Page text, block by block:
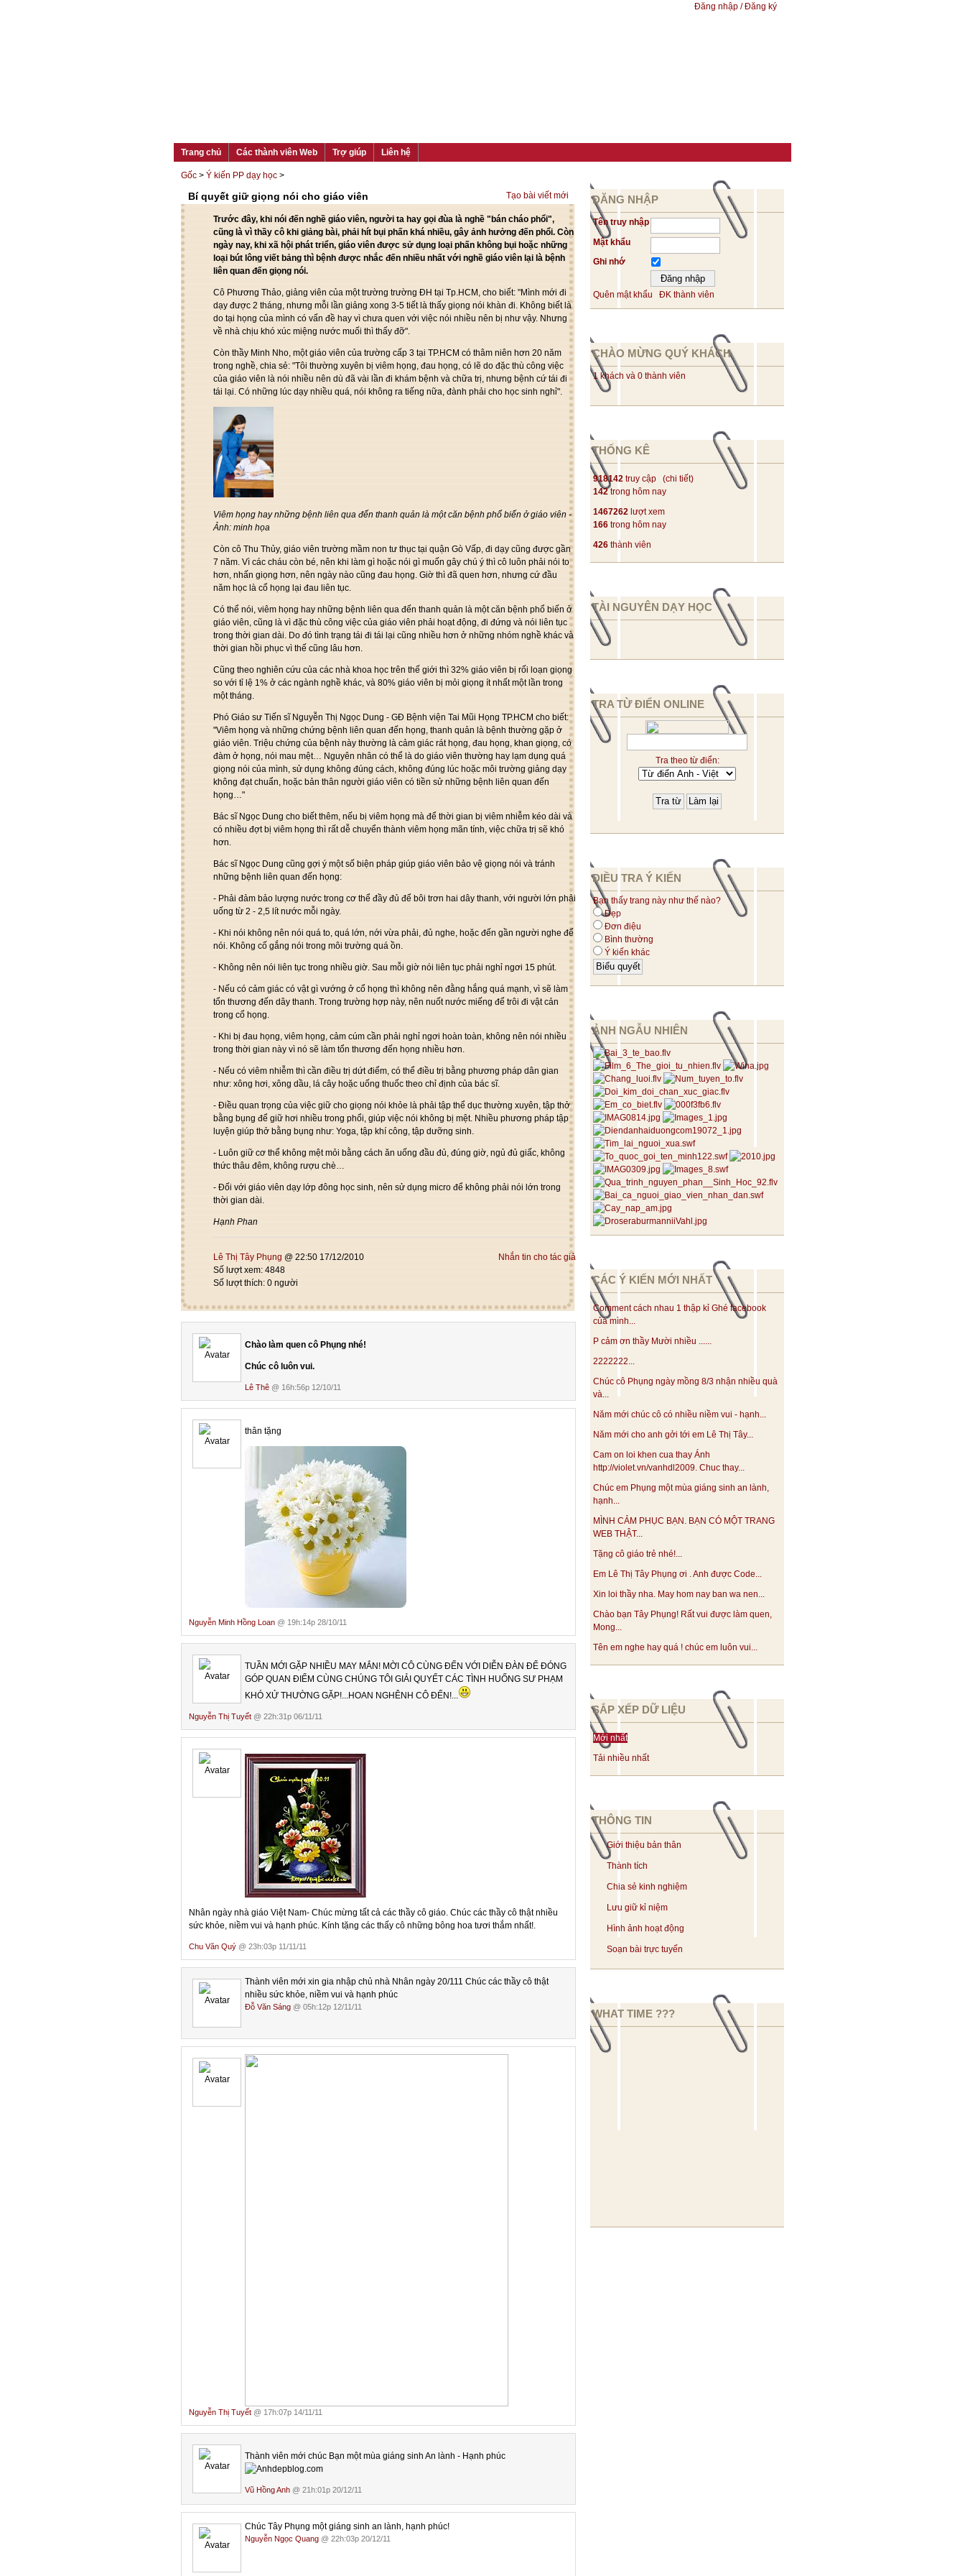
Đăng nhập / Đăng ký
Trang chủ Các thành viên Web Trợ giúp Liên hệ
ĐĂNG NHẬP
Tên truy nhập
Mật khẩu
Ghi nhớ
Quên mật khẩu ĐK thành viên
CHÀO MỪNG QUÝ KHÁCH
1 khách và 0 thành viên
THỐNG KÊ
918142 truy cập (chi tiết)
142trong hôm nay
1467262 lượt xem
166 trong hôm nay
426 thành viên
TÀI NGUYÊN DẠY HỌC
TRA TỪ ĐIỂN ONLINE
Tra theo từ điển:
ĐIỀU TRA Ý KIẾN
Bạn thấy trang này như thế nào?
Đẹp
Đơn điệu
Bình thường
Ý kiến khác
ẢNH NGẪU NHIÊN
CÁC Ý KIẾN MỚI NHẤT
Comment cách nhau 1 thập kỉ Ghé facebook
của mình...
P cảm ơn thầy Mười nhiều ......
2222222...
Chúc cô Phụng ngày mồng 8/3 nhận nhiều quà
và...
Năm mới chúc cô có nhiều niềm vui - hạnh...
Năm mới cho anh gởi tới em Lê Thị Tây...
Cam on loi khen cua thay Ánh
http://violet.vn/vanhdl2009. Chuc thay...
Chúc em Phụng một mùa giáng sinh an lành,
hạnh...
MÌNH CẢM PHỤC BẠN. BẠN CÓ MỘT TRANG
WEB THẬT...
Tặng cô giáo trẻ nhé!...
Em Lê Thị Tây Phụng ơi . Anh được Code...
Xin loi thầy nha. May hom nay ban wa nen...
Chào bạn Tây Phụng! Rất vui được làm quen,
Mong...
Tên em nghe hay quá ! chúc em luôn vui...
SẮP XẾP DỮ LIỆU
Mới nhất
Tải nhiều nhất
THÔNG TIN
Giới thiệu bản thân
Thành tích
Chia sẻ kinh nghiệm
Lưu giữ kỉ niệm
Hình ảnh hoạt động
Soạn bài trực tuyến
WHAT TIME ???
Gốc > Ý kiến PP dạy học >
Tạo bài viết mới
Bí quyết giữ giọng nói cho giáo viên
Trước đây, khi nói đến nghề giáo viên, người ta hay gọi đùa là nghề "bán cháo phổi",
cũng là vì thầy cô khi giảng bài, phải hít bụi phấn khá nhiều, gây ảnh hưởng đến phổi. Còn
ngày nay, khi xã hội phát triển, giáo viên được sử dụng loại phấn không bụi hoặc những
loại bút lông viết bảng thì bệnh được nhắc đến nhiều nhất với nghề giáo viên lại là bệnh
liên quan đến giọng nói.
Cô Phương Thảo, giảng viên của một trường trường ĐH tại Tp.HCM, cho biết: "Mình mới đi
dạy được 2 tháng, nhưng mỗi lần giảng xong 3-5 tiết là thấy giọng nói khàn đi. Không biết là
do tại họng của mình có vấn đề hay vì chưa quen với việc nói nhiều nên bị như vậy. Nhưng
về nhà chịu khó xúc miệng nước muối thì thấy đỡ".
Còn thầy Minh Nho, một giáo viên của trường cấp 3 tại TP.HCM có thâm niên hơn 20 năm
trong nghề, chia sẻ: "Tôi thường xuyên bị viêm họng, đau họng, có lẽ do đặc thù công việc
của giáo viên là nói nhiều nên dù đã vài lần đi khám bệnh và chữa trị, nhưng bệnh cứ tái đi
tái lại. Có những lúc dạy nhiều quá, nói không ra tiếng nữa, đành phải cho học sinh nghỉ".
Viêm họng hay những bệnh liên qua đến thanh quản là một căn bệnh phổ biến ở giáo viên -
Ảnh: minh họa
Còn cô Thu Thủy, giáo viên trường mầm non tư thục tại quận Gò Vấp, đi dạy cũng được gần
7 năm. Vì các cháu còn bé, nên khi làm gì hoặc nói gì muốn gây chú ý thì cô luôn phải nói to
hơn, nhấn giọng hơn, nên ngày nào cũng đau họng. Giờ thì đã quen hơn, nhưng cứ đầu
năm học là cổ họng lại đau liên tục.
Có thể nói, viêm họng hay những bệnh liên qua đến thanh quản là một căn bệnh phổ biến ở
giáo viên, cũng là vì đặc thù công việc của giáo viên phải hoạt động, đi đứng và nói liên tục
trong thời gian dài. Do đó tình trạng tái đi tái lại cũng nhiều hơn ở những nhóm nghề khác và
thời gian hồi phục vì thế cũng lâu hơn.
Cũng theo nghiên cứu của các nhà khoa học trên thế giới thì 32% giáo viên bị rối loạn giọng
so với tỉ lệ 1% ở các ngành nghề khác, và 80% giáo viên bị mỏi giọng ít nhất một lần trong
một tháng.
Phó Giáo sư Tiến sĩ Nguyễn Thị Ngọc Dung - GĐ Bệnh viện Tai Mũi Họng TP.HCM cho biết:
"Viêm họng và những chứng bệnh liên quan đến họng, thanh quản là bệnh thường gặp ở
giáo viên. Triệu chứng của bệnh này thường là cảm giác rát họng, đau họng, khan giọng, có
đàm ở họng, nói mau mệt… Nguyên nhân có thể là do giáo viên thường hay lạm dụng quá
giọng nói của mình, sử dụng không đúng cách, không đúng lúc hoặc môi trường giảng dạy
không đạt chuẩn, hoặc bản thân người giáo viên có tiền sử những bệnh liên quan đến
họng…"
Bác sĩ Ngọc Dung cho biết thêm, nếu bị viêm họng mà để thời gian bị viêm nhiễm kéo dài và
có nhiều đợt bị viêm họng thì rất dễ chuyển thành viêm họng mãn tính, việc chữa trị sẽ khó
hơn.
Bác sĩ Ngọc Dung cũng gợi ý một số biện pháp giúp giáo viên bảo vệ giọng nói và tránh
những bệnh liên quan đến họng:
- Phải đảm bảo lượng nước trong cơ thể đầy đủ để bôi trơn hai dây thanh, với người lớn phải
uống từ 2 - 2,5 lít nước mỗi ngày.
- Khi nói không nên nói quá to, quá lớn, nới vừa phải, đủ nghe, hoặc đến gần người nghe để
nói. Không cố gắng nói trong môi trường quá ồn.
- Không nên nói liên tục trong nhiều giờ. Sau mỗi giờ nói liên tục phải nghỉ ngơi 15 phút.
- Nếu có cảm giác có vật gì vướng ở cổ họng thì không nên đằng hắng quá mạnh, vì sẽ làm
tổn thương đến dây thanh. Trong trường hợp này, nên nuốt nước miếng để trôi đi vật cản
trong cổ họng.
- Khi bị đau họng, viêm họng, cảm cúm cần phải nghỉ ngơi hoàn toàn, không nên nói nhiều
trong thời gian này vì nó sẽ làm tổn thương đến họng nhiều hơn.
- Nếu có viêm nhiễm thì cần điều trị dứt điểm, có thể điều trị bằng phương pháp dân gian
như: xông hơi, xông dầu, lá cây hoặc uống thuốc theo chỉ định của bác sĩ.
- Điều quan trọng của việc giữ cho giọng nói khỏe là phải tập thể dục thường xuyên, tập thở
bằng bụng để giữ hơi nhiều trong phổi, giúp việc nói không bị mệt. Nhiều phương pháp tập
luyện giúp thở bằng bụng như: Yoga, tập khí công, tập dưỡng sinh.
- Luôn giữ cơ thể không mệt mỏi bằng cách ăn uống đầu đủ, đúng giờ, ngủ đủ giấc, không
thức thâu đêm, không rượu chè…
- Đối với giáo viên dạy lớp đông học sinh, nên sử dụng micro để không phải nói lớn trong
thời gian dài.
Hạnh Phan
Nhắn tin cho tác giả
Lê Thị Tây Phụng @ 22:50 17/12/2010
Số lượt xem: 4848
Số lượt thích: 0 người
Chào làm quen cô Phụng nhé!
Chúc cô luôn vui.
Lê Thê @ 16h:56p 12/10/11
thân tặng
Nguyễn Minh Hồng Loan @ 19h:14p 28/10/11
TUẦN MỚI GẶP NHIỀU MAY MẮN! MỜI CÔ CÙNG ĐẾN VỚI DIỄN ĐÀN ĐỂ ĐÓNG
GÓP QUAN ĐIỂM CÙNG CHÚNG TÔI GIẢI QUYẾT CÁC TÌNH HUỐNG SƯ PHẠM
KHÓ XỬ THƯỜNG GẶP!...HOAN NGHÊNH CÔ ĐẾN!...
Nguyễn Thị Tuyết @ 22h:31p 06/11/11
Nhân ngày nhà giáo Việt Nam- Chúc mừng tất cả các thầy cô giáo. Chúc các thầy cô thật nhiều
sức khỏe, niềm vui và hạnh phúc. Kính tặng các thấy cô những bông hoa tươi thắm nhất!.
Chu Văn Quý @ 23h:03p 11/11/11
Thành viên mới xin gia nhập chủ nhà Nhân ngày 20/111 Chúc các thầy cô thật
nhiều sức khỏe, niềm vui và hạnh phúc
Đỗ Văn Sáng @ 05h:12p 12/11/11
Nguyễn Thị Tuyết @ 17h:07p 14/11/11
Thành viên mới chúc Bạn một mùa giáng sinh An lành - Hạnh phúc
Vũ Hồng Anh @ 21h:01p 20/12/11
Chúc Tây Phụng một giáng sinh an lành, hạnh phúc!
Nguyễn Ngọc Quang @ 22h:03p 20/12/11